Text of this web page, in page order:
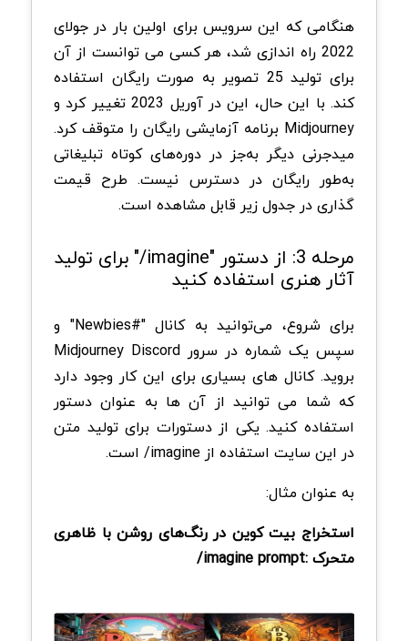
هنگامی که این سرویس برای اولین بار در جولای
2022 راه اندازی شد، هر کسی می توانست از آن
برای تولید 25 تصویر به صورت رایگان استفاده
کند. با این حال، این در آوریل 2023 تغییر کرد و
Midjourney برنامه آزمایشی رایگان را متوقف کرد.
میدجرنی دیگر به‌جز در دوره‌های کوتاه تبلیغاتی
به‌طور رایگان در دسترس نیست. طرح قیمت
گذاری در جدول زیر قابل مشاهده است.
مرحله 3: از دستور "imagine/" برای تولید
آثار هنری استفاده کنید
برای شروع، می‌توانید به کانال "#Newbies" و
سپس یک شماره در سرور Midjourney Discord
بروید. کانال های بسیاری برای این کار وجود دارد
که شما می توانید از آن ها به عنوان دستور
استفاده کنید. یکی از دستورات برای تولید متن
در این سایت استفاده از imagine/ است.
به عنوان مثال:
استخراج بیت کوین در رنگ‌های روشن با ظاهری
متحرک :imagine prompt/